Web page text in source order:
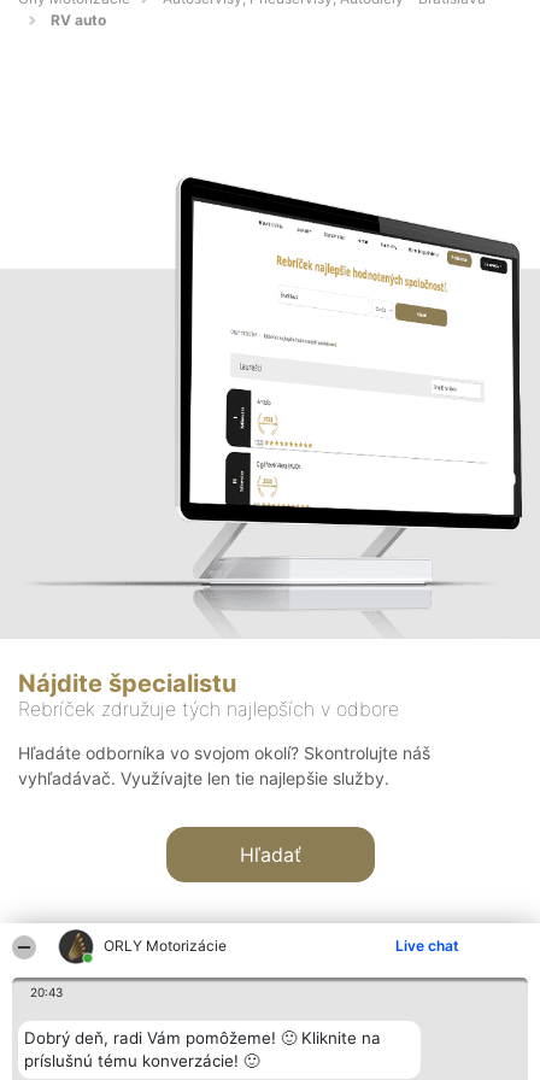
ORLY Motorizácie Live chat
20:43
Dobrý deň, radi Vám pomôžeme! 🙂 Kliknite na
príslušnú tému konverzácie! 🙂
RV auto
Nájdite špecialistu
Rebríček združuje tých najlepších v odbore
Hľadáte odborníka vo svojom okolí? Skontrolujte náš
vyhľadávač. Využívajte len tie najlepšie služby.
Hľadať
Organizátor hodnotenia
Bright Side Solutions sp. z o.
o. sp. k.
Hodnotenie
Laureáti
Lista
Kontakt
Kontakt